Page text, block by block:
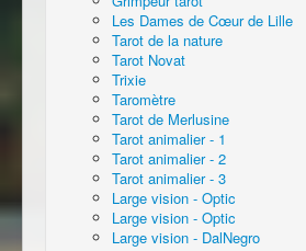
Les Dames de Cœur de Lille
Tarot de la nature
Tarot Novat
Trixie
Taromètre
Tarot de Merlusine
Tarot animalier - 1
Tarot animalier - 2
Tarot animalier - 3
Large vision - Optic
Large vision - Optic
Large vision - DalNegro